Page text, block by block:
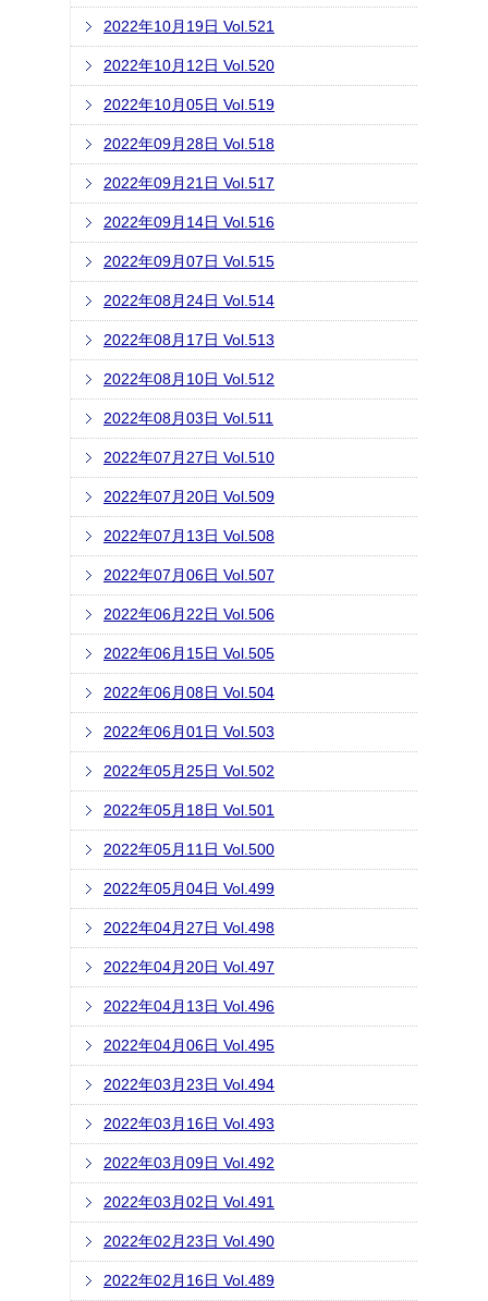
2022年10月19日 Vol.521
2022年10月12日 Vol.520
2022年10月05日 Vol.519
2022年09月28日 Vol.518
2022年09月21日 Vol.517
2022年09月14日 Vol.516
2022年09月07日 Vol.515
2022年08月24日 Vol.514
2022年08月17日 Vol.513
2022年08月10日 Vol.512
2022年08月03日 Vol.511
2022年07月27日 Vol.510
2022年07月20日 Vol.509
2022年07月13日 Vol.508
2022年07月06日 Vol.507
2022年06月22日 Vol.506
2022年06月15日 Vol.505
2022年06月08日 Vol.504
2022年06月01日 Vol.503
2022年05月25日 Vol.502
2022年05月18日 Vol.501
2022年05月11日 Vol.500
2022年05月04日 Vol.499
2022年04月27日 Vol.498
2022年04月20日 Vol.497
2022年04月13日 Vol.496
2022年04月06日 Vol.495
2022年03月23日 Vol.494
2022年03月16日 Vol.493
2022年03月09日 Vol.492
2022年03月02日 Vol.491
2022年02月23日 Vol.490
2022年02月16日 Vol.489